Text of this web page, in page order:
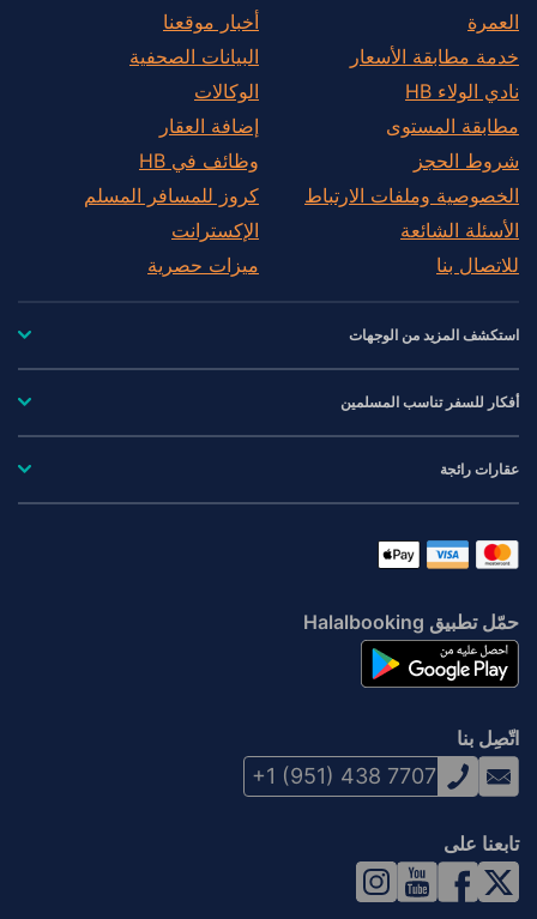
العمرة
خدمة مطابقة الأسعار
نادي الولاء HB
مطابقة المستوى
شروط الحجز
الخصوصية وملفات الارتباط
الأسئلة الشائعة
للاتصال بنا
أخبار موقعنا
البيانات الصحفية
الوكالات
إضافة العقار
وظائف في HB
كروز للمسافر المسلم
الإكسترانت
ميزات حصرية
استكشف المزيد من الوجهات
أفكار للسفر تناسب المسلمين
عقارات رائجة
حمّل تطبيق Halalbooking
اتّصِل بنا
+1 (951) 438 7707
تابعنا على